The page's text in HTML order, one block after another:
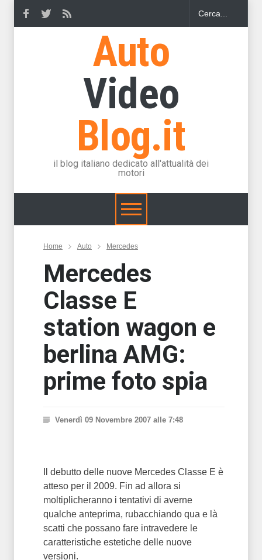
Auto
Video
Blog.it
il blog italiano dedicato all'attualità dei
motori
Home Auto Mercedes
Mercedes
Classe E
station wagon e
berlina AMG:
prime foto spia
Venerdì 09 Novembre 2007 alle 7:48
Il debutto delle nuove Mercedes Classe E è
atteso per il 2009. Fin ad allora si
moltiplicheranno i tentativi di averne
qualche anteprima, rubacchiando qua e là
scatti che possano fare intravedere le
caratteristiche estetiche delle nuove
versioni.